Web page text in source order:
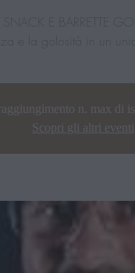
SNACK E BARRETTE
n. max di
Scopri gli altri eventi